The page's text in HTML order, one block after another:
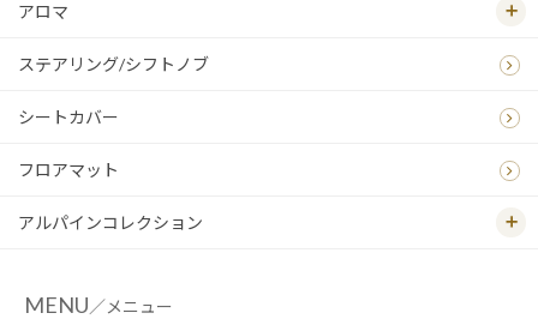
アロマ
ステアリング/シフトノブ
シートカバー
フロアマット
アルパインコレクション
MENU／メニュー